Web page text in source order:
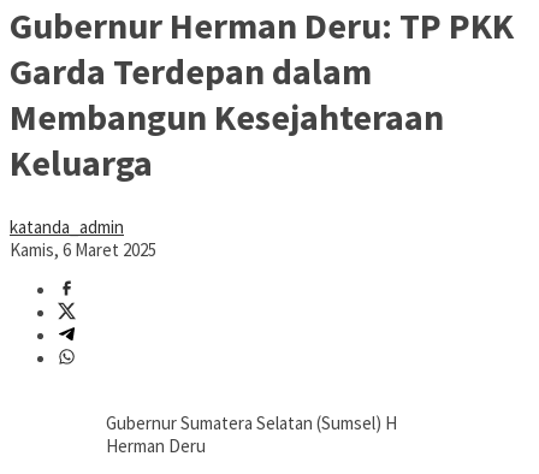
Gubernur Herman Deru: TP PKK
Garda Terdepan dalam
Membangun Kesejahteraan
Keluarga
katanda_admin
Kamis, 6 Maret 2025
Gubernur Sumatera Selatan (Sumsel) H
Herman Deru